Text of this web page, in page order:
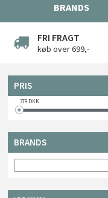
BRANDS
FRI FRAGT
køb over 699,-
PRIS
379 DKK
BRANDS